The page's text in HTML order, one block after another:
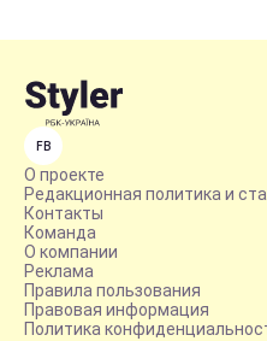
FB
О проекте
Редакционная политика и
Контакты
Команда
О компании
Реклама
Правила пользования
Правовая информация
Политика